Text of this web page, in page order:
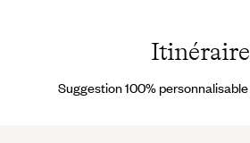
Itinéraire
Suggestion 100%